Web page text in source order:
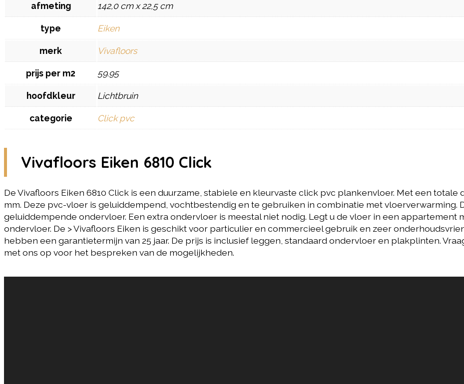
afmeting 142,0 cm x 22,5 cm
type Eiken
merk Vivafloors
prijs per m2 59.95
hoofdkleur Lichtbruin
categorie Click pvc
Vivafloors Eiken 6810 Click
De Vivafloors Eiken 6810 Click is een duurzame, stabiele en kleurvaste click pvc plankenvloer. Met een totale
mm. Deze pvc-vloer is geluiddempend, vochtbestendig en te gebruiken in combinatie met vloerverwarming.
geluiddempende ondervloer. Een extra ondervloer is meestal niet nodig. Legt u de vloer in een appartement
ondervloer. De > Vivafloors Eiken is geschikt voor particulier en commercieel gebruik en zeer
hebben een garantietermijn van 25 jaar. De prijs is inclusief leggen, standaard ondervloer en plakplinten.
met ons op voor het bespreken van de mogelijkheden.